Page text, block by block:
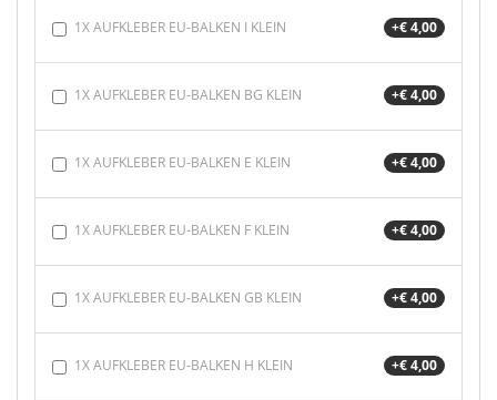
1X AUFKLEBER EU-BALKEN I KLEIN +€ 4,00
1X AUFKLEBER EU-BALKEN BG KLEIN +€ 4,00
1X AUFKLEBER EU-BALKEN E KLEIN +€ 4,00
1X AUFKLEBER EU-BALKEN F KLEIN +€ 4,00
1X AUFKLEBER EU-BALKEN GB KLEIN +€ 4,00
1X AUFKLEBER EU-BALKEN H KLEIN +€ 4,00